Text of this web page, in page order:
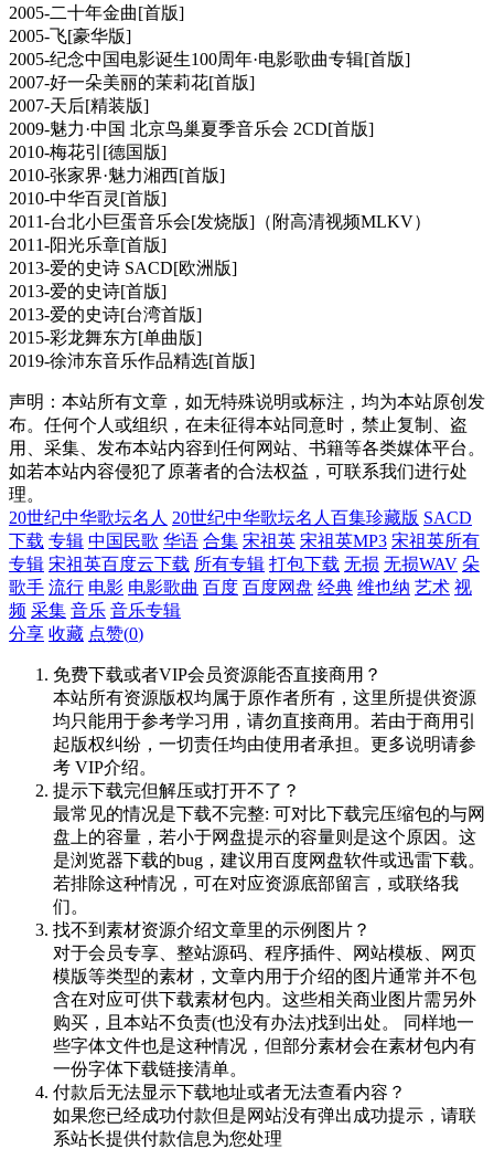
2005-二十年金曲[首版]
2005-飞[豪华版]
2005-纪念中国电影诞生100周年·电影歌曲专辑[首版]
2007-好一朵美丽的茉莉花[首版]
2007-天后[精装版]
2009-魅力·中国 北京鸟巢夏季音乐会 2CD[首版]
2010-梅花引[德国版]
2010-张家界·魅力湘西[首版]
2010-中华百灵[首版]
2011-台北小巨蛋音乐会[发烧版]（附高清视频MLKV）
2011-阳光乐章[首版]
2013-爱的史诗 SACD[欧洲版]
2013-爱的史诗[首版]
2013-爱的史诗[台湾首版]
2015-彩龙舞东方[单曲版]
2019-徐沛东音乐作品精选[首版]
声明：本站所有文章，如无特殊说明或标注，均为本站原创发
布。任何个人或组织，在未征得本站同意时，禁止复制、盗
用、采集、发布本站内容到任何网站、书籍等各类媒体平台。
如若本站内容侵犯了原著者的合法权益，可联系我们进行处
理。
20世纪中华歌坛名人 20世纪中华歌坛名人百集珍藏版 SACD
下载 专辑 中国民歌 华语 合集 宋祖英 宋祖英MP3 宋祖英所有
专辑 宋祖英百度云下载 所有专辑 打包下载 无损 无损WAV 朵
歌手 流行 电影 电影歌曲 百度 百度网盘 经典 维也纳 艺术 视
频 采集 音乐 音乐专辑
分享 收藏 点赞(0)
免费下载或者VIP会员资源能否直接商用？
本站所有资源版权均属于原作者所有，这里所提供资源
均只能用于参考学习用，请勿直接商用。若由于商用引
起版权纠纷，一切责任均由使用者承担。更多说明请参
考 VIP介绍。
提示下载完但解压或打开不了？
最常见的情况是下载不完整: 可对比下载完压缩包的与网
盘上的容量，若小于网盘提示的容量则是这个原因。这
是浏览器下载的bug，建议用百度网盘软件或迅雷下载。
若排除这种情况，可在对应资源底部留言，或联络我
们。
找不到素材资源介绍文章里的示例图片？
对于会员专享、整站源码、程序插件、网站模板、网页
模版等类型的素材，文章内用于介绍的图片通常并不包
含在对应可供下载素材包内。这些相关商业图片需另外
购买，且本站不负责(也没有办法)找到出处。 同样地一
些字体文件也是这种情况，但部分素材会在素材包内有
一份字体下载链接清单。
付款后无法显示下载地址或者无法查看内容？
如果您已经成功付款但是网站没有弹出成功提示，请联
系站长提供付款信息为您处理